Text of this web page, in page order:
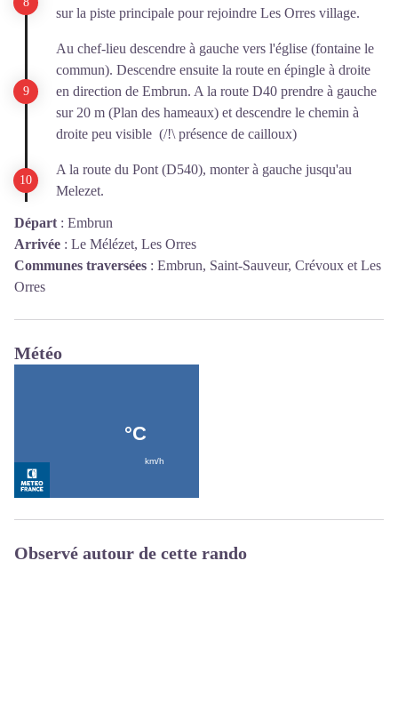
sur la piste principale pour rejoindre Les Orres village.
Au chef-lieu descendre à gauche vers l'église (fontaine le
commun). Descendre ensuite la route en épingle à droite
en direction de Embrun. A la route D40 prendre à gauche
sur 20 m (Plan des hameaux) et descendre le chemin à
droite peu visible (/!\ présence de cailloux)
A la route du Pont (D540), monter à gauche jusqu'au
Melezet.
Départ : Embrun
Arrivée : Le Mélézet, Les Orres
Communes traversées : Embrun, Saint-Sauveur, Crévoux et Les
Orres
Météo
Observé autour de cette rando